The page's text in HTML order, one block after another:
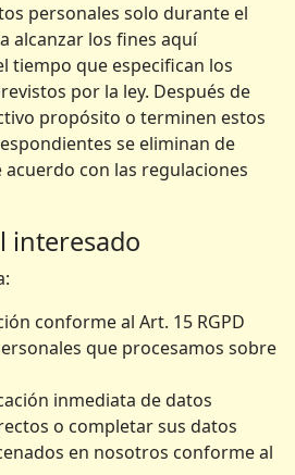
personales solo durante el
alcanzar los fines aquí
tiempo que especifican los
por la ley. Después de
propósito o terminen estos
se eliminan de
con las regulaciones
interesado
conforme al Art. 15 RGPD
que procesamos sobre
inmediata de datos
o completar sus datos
en nosotros conforme al